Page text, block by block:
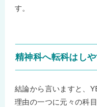
す。
精神科へ転科はし
結論から言いますと、
理由の一つに元々の科